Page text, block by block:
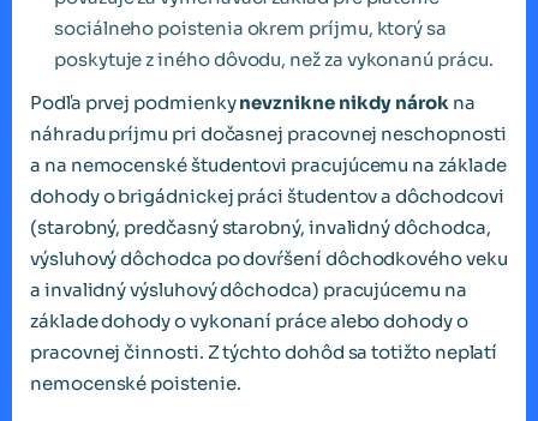
sociálneho poistenia okrem príjmu, ktorý sa
poskytuje z iného dôvodu, než za vykonanú prácu.
Podľa prvej podmienkynevznikne nikdy nárok na
náhradu príjmu pri dočasnej pracovnej neschopnosti
a na nemocenské študentovi pracujúcemu na základe
dohody o brigádnickej práci študentov a dôchodcovi
(starobný, predčasný starobný, invalidný dôchodca,
výsluhový dôchodca po dovŕšení dôchodkového veku
a invalidný výsluhový dôchodca) pracujúcemu na
základe dohody o vykonaní práce alebo dohody o
pracovnej činnosti. Z týchto dohôd sa totižto neplatí
nemocenské poistenie.